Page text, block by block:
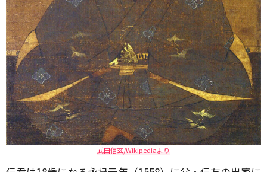
武田信玄/Wikipediaより